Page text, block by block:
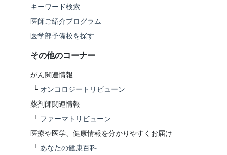
キーワード検索
医師ご紹介プログラム
医学部予備校を探す
その他のコーナー
がん関連情報
└ オンコロジートリビューン
薬剤師関連情報
└ ファーマトリビューン
医療や医学、健康情報を分かりやすくお届け
└ あなたの健康百科